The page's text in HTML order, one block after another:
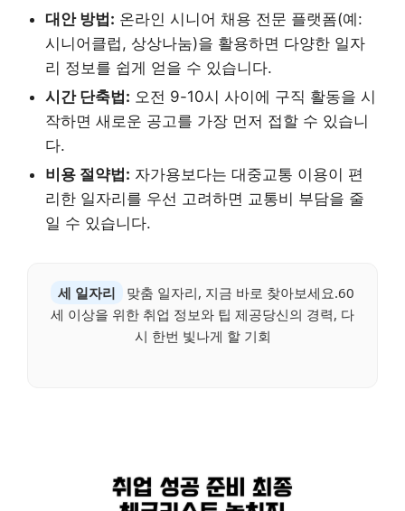
대안 방법: 온라인 시니어 채용 전문 플랫폼(예:
시니어클럽, 상상나눔)을 활용하면 다양한 일자
리 정보를 쉽게 얻을 수 있습니다.
시간 단축법: 오전 9-10시 사이에 구직 활동을 시
작하면 새로운 공고를 가장 먼저 접할 수 있습니
다.
비용 절약법: 자가용보다는 대중교통 이용이 편
리한 일자리를 우선 고려하면 교통비 부담을 줄
일 수 있습니다.
세 일자리
맞춤 일자리, 지금 바로 찾아보세요.60
세 이상을 위한 취업 정보와 팁 제공당신의 경력, 다
시 한번 빛나게 할 기회